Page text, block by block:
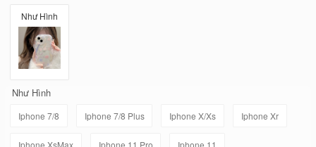
Như Hình
Như Hình
Iphone 7/8 Iphone 7/8 Plus Iphone X/Xs Iphone Xr
Iphone XsMax Iphone 11 Pro Iphone 11